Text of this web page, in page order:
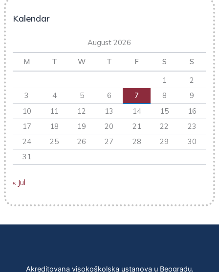
Kalendar
August 2026
M T W T F S
S
1
2
3
4 5 6 7 8
9
10
11 12 13 14 15
16
17
18 19 20 21 22
23
24
25 26 27 28 29
30
31
« Jul
Akreditovana visokoškolska ustanova u Beogradu.